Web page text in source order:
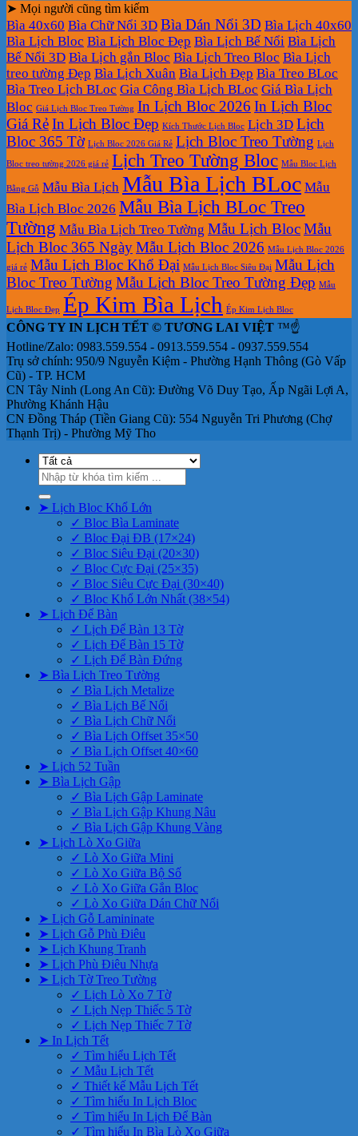
➤ Mọi người cũng tìm kiếm
Bìa 40x60 Bìa Chữ Nổi 3D Bìa Dán Nổi 3D Bìa Lịch 40x60
Bìa Lịch Bloc Bìa Lịch Bloc Đẹp Bìa Lịch Bế Nổi Bìa Lịch
Bế Nổi 3D Bìa Lịch gắn Bloc Bìa Lịch Treo Bloc Bìa Lịch
treo tường Đẹp Bìa Lịch Xuân Bìa Lịch Đẹp Bìa Treo BLoc
Bìa Treo Lịch BLoc Gia Công Bìa Lịch BLoc Giá Bìa Lịch
Bloc Giá Lịch Bloc Treo Tường In Lịch Bloc 2026 In Lịch Bloc
Giá RẻIn Lịch Bloc Đẹp Kích Thước Lịch Bloc Lịch 3D Lịch
Bloc 365 Tờ Lịch Bloc 2026 Giá Rẻ Lịch Bloc Treo Tường Lịch
Bloc treo tường 2026 giá rẻ Lịch Treo Tường Bloc Mẫu Bloc Lịch
Bằng Gỗ Mẫu Bìa Lịch Mẫu Bìa Lịch BLoc Mẫu
Bìa Lịch Bloc 2026 Mẫu Bìa Lịch BLoc Treo
Tường Mẫu Bìa Lịch Treo Tường Mẫu Lịch BlocMẫu
Lịch Bloc 365 NgàyMẫu Lịch Bloc 2026 Mẫu Lịch Bloc 2026
giá rẻ Mẫu Lịch Bloc Khổ Đại Mẫu Lịch Bloc Siêu Đại Mẫu Lịch
Bloc Treo Tường Mẫu Lịch Bloc Treo Tường Đẹp Mẫu
Lịch Bloc Đẹp Ép Kim Bìa Lịch Ép Kim Lịch Bloc
CÔNG TY IN LỊCH TẾT © TƯƠNG LAI VIỆT ™☝️
Hotline/Zalo: 0983.559.554 - 0913.559.554 - 0937.559.554
Trụ sở chính: 950/9 Nguyễn Kiệm - Phường Hạnh Thông (Gò Vấp
Cũ) - TP. HCM
CN Tây Ninh (Long An Cũ): Đường Võ Duy Tạo, Ấp Ngãi Lợi A,
Phường Khánh Hậu
CN Đồng Tháp (Tiền Giang Cũ): 554 Nguyễn Tri Phương (Chợ
Thạnh Trị) - Phường Mỹ Tho
Tìm
kiếm:
➤ Lịch Bloc Khổ Lớn
✓ Bloc Bìa Laminate
✓ Bloc Đại ĐB (17×24)
✓ Bloc Siêu Đại (20×30)
✓ Bloc Cực Đại (25×35)
✓ Bloc Siêu Cực Đại (30×40)
✓ Bloc Khổ Lớn Nhất (38×54)
➤ Lịch Để Bàn
✓ Lịch Để Bàn 13 Tờ
✓ Lịch Để Bàn 15 Tờ
✓ Lịch Để Bàn Đứng
➤ Bìa Lịch Treo Tường
✓ Bìa Lịch Metalize
✓ Bìa Lịch Bế Nổi
✓ Bìa Lịch Chữ Nổi
✓ Bìa Lịch Offset 35×50
✓ Bìa Lịch Offset 40×60
➤ Lịch 52 Tuần
➤ Bìa Lịch Gập
✓ Bìa Lịch Gập Laminate
✓ Bìa Lịch Gập Khung Nâu
✓ Bìa Lịch Gập Khung Vàng
➤ Lịch Lò Xo Giữa
✓ Lò Xo Giữa Mini
✓ Lò Xo Giữa Bộ Số
✓ Lò Xo Giữa Gắn Bloc
✓ Lò Xo Giữa Dán Chữ Nổi
➤ Lịch Gỗ Lamininate
➤ Lịch Gỗ Phù Điêu
➤ Lịch Khung Tranh
➤ Lịch Phù Điêu Nhựa
➤ Lịch Tờ Treo Tường
✓ Lịch Lò Xo 7 Tờ
✓ Lịch Nẹp Thiếc 5 Tờ
✓ Lịch Nẹp Thiếc 7 Tờ
➤ In Lịch Tết
✓ Tìm hiểu Lịch Tết
✓ Mẫu Lịch Tết
✓ Thiết kế Mẫu Lịch Tết
✓ Tìm hiểu In Lịch Bloc
✓ Tìm hiểu In Lịch Để Bàn
✓ Tìm hiểu In Bìa Lò Xo Giữa